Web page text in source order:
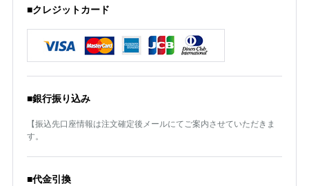
■クレジットカード
■銀行振り込み
【振込先口座情報は注文確定後メールにてご案内させていただきま
す。
■代金引換